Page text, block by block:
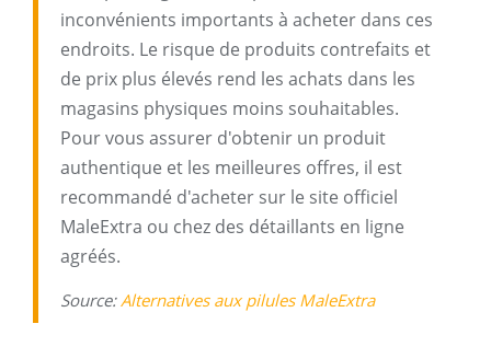
inconvénients importants à acheter dans ces
endroits. Le risque de produits contrefaits et
de prix plus élevés rend les achats dans les
magasins physiques moins souhaitables.
Pour vous assurer d'obtenir un produit
authentique et les meilleures offres, il est
recommandé d'acheter sur le site officiel
MaleExtra ou chez des détaillants en ligne
agréés.
Source:Alternatives aux pilules MaleExtra